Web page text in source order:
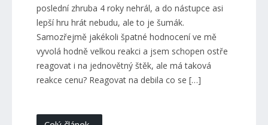
poslední zhruba 4 roky nehrál, a do nástupce asi
lepší hru hrát nebudu, ale to je šumák.
Samozřejmě jakékoli špatné hodnocení ve mě
vyvolá hodně velkou reakci a jsem schopen ostře
reagovat i na jednovětný štěk, ale má taková
reakce cenu? Reagovat na debila co se […]